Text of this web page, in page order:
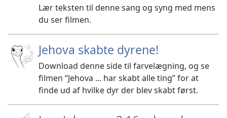
Lær teksten til denne sang og syng med mens
du ser filmen.
Jehova skabte dyrene!
Download denne side til farvelægning, og se
filmen “Jehova ... har skabt alle ting” for at
finde ud af hvilke dyr der blev skabt først.